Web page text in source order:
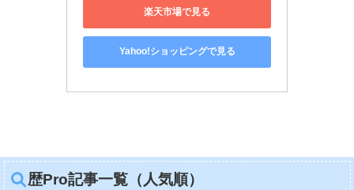
楽天市場で見る
Yahoo!ショッピングで見る
歴Pro記事一覧（人気順）